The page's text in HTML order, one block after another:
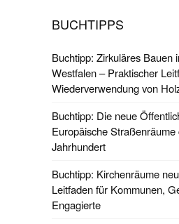
BUCHTIPPS
Buchtipp: Zirkuläres Bauen
Westfalen – Praktischer
Wiederverwendung von
Buchtipp: Die neue
Europäische Straßenräume
Jahrhundert
Buchtipp: Kirchenräume
Leitfaden für Kommunen,
Engagierte